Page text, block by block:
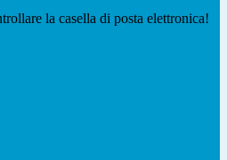
la casella di posta elettronica!